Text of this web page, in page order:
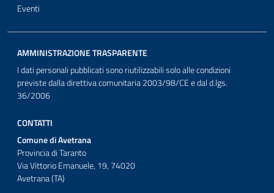
Eventi
AMMINISTRAZIONE TRASPARENTE
I dati personali pubblicati sono riutilizzabili solo alle condizioni
previste dalla direttiva comunitaria 2003/98/CE e dal d.lgs.
36/2006
CONTATTI
Comune di Avetrana
Provincia di Taranto
Via Vittorio Emanuele, 19, 74020
Avetrana (TA)